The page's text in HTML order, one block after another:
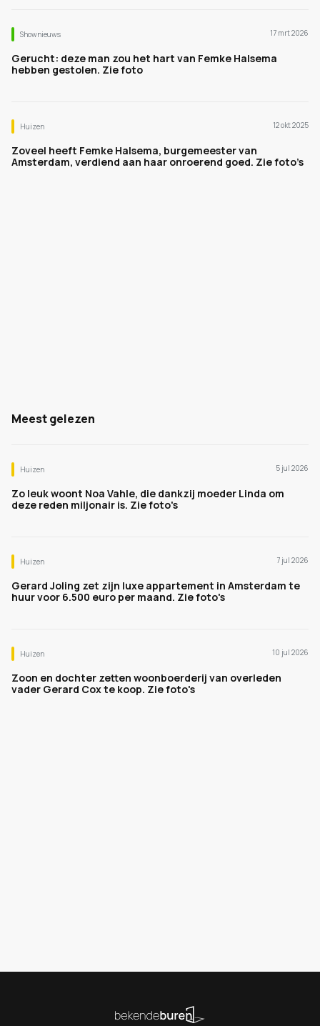
Shownieuws 17 mrt 2026
Gerucht: deze man zou het hart van Femke Halsema
hebben gestolen. Zie foto
Huizen 12 okt 2025
Zoveel heeft Femke Halsema, burgemeester van
Amsterdam, verdiend aan haar onroerend goed. Zie foto’s
Meest gelezen
Huizen 5 jul 2026
Zo leuk woont Noa Vahle, die dankzij moeder Linda om
deze reden miljonair is. Zie foto's
Huizen 7 jul 2026
Gerard Joling zet zijn luxe appartement in Amsterdam te
huur voor 6.500 euro per maand. Zie foto's
Huizen 10 jul 2026
Zoon en dochter zetten woonboerderij van overleden
vader Gerard Cox te koop. Zie foto's